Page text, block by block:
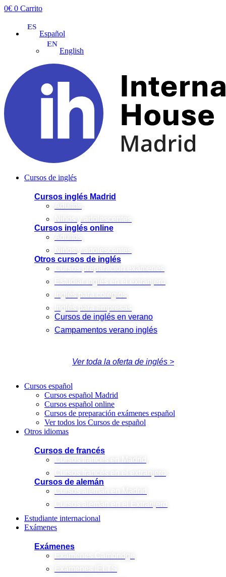
Ir
contenido
0€ 0 Carrito
Español
English
Cursos de inglés
Cursos inglés Madrid
Adultos
Niños y adolescentes
Cursos inglés online
Adultos
Niños y adolescentes
Otros cursos de inglés
Cursos preparación exámenes
Estudiar inglés en el extranjero
Inglés para colegios
Inglés para empresas
Cursos de inglés en verano
Campamentos verano inglés
Ver toda la oferta de inglés >
Cursos español
Cursos español Madrid
Cursos español online
Cursos de preparación exámenes español
Ver todos los Cursos de español
Otros idiomas
Cursos de francés
Cursos francés en Madrid
Cursos de alemán
Cursos alemán en Madrid
Cursos alemán en el Extranjero
Estudiante internacional
Exámenes
Exámenes
Exámenes Cambridge
Exámenes IELTS